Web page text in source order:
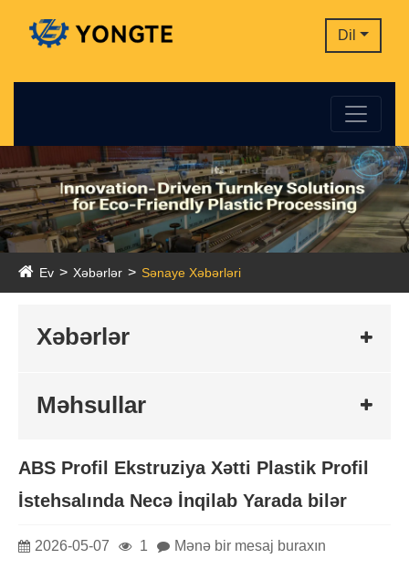
Dil
Ev Xəbərlər Sənaye Xəbərləri
Xəbərlər
Məhsullar
ABS Profil Ekstruziya Xətti Plastik Profil
İstehsalında Necə İnqilab Yarada bilər
2026-05-07 1 Mənə bir mesaj buraxın